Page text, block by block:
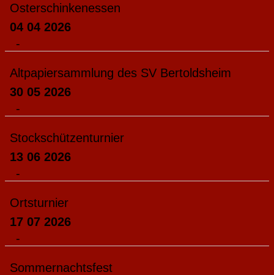
Osterschinkenessen
04 04 2026
-
Altpapiersammlung des SV Bertoldsheim
30 05 2026
-
Stockschützenturnier
13 06 2026
-
Ortsturnier
17 07 2026
-
Sommernachtsfest